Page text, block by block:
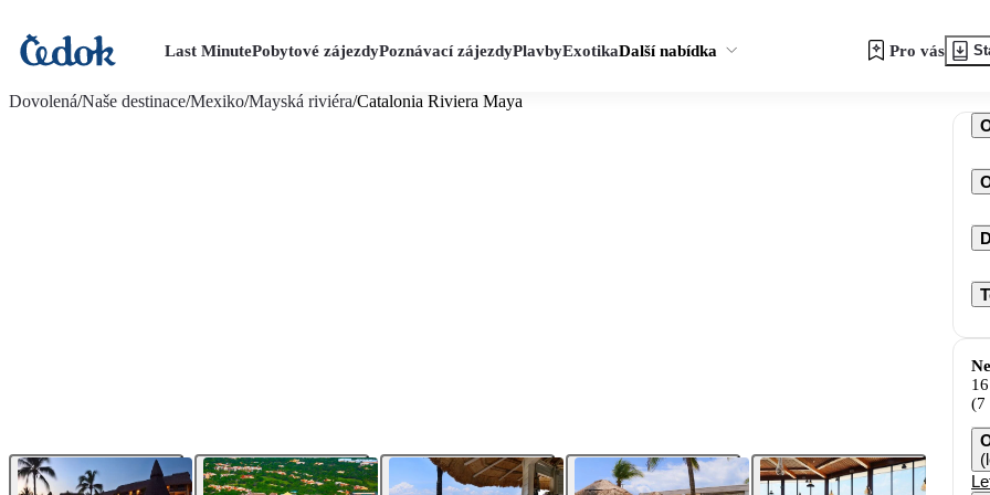
Last MinutePobytové zájezdyPoznávací zájezdyPlavbyExotikaDalší nabídka Pro vás
Dovolená/Naše destinace/Mexiko/Mayská riviéra/Catalonia Riviera Maya
(7